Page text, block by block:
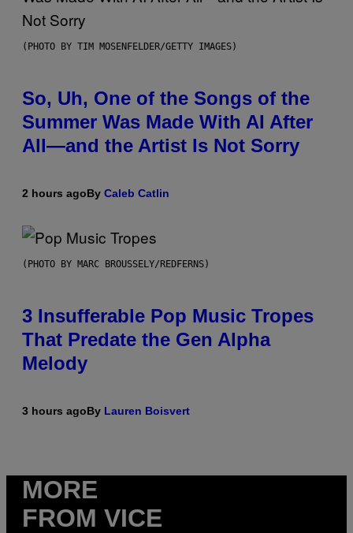
(PHOTO BY TIM MOSENFELDER/GETTY IMAGES)
So, Uh, One of the Songs of the
Summer Was Made With AI After
All—and the Artist Is Not Sorry
2 hours agoBy Caleb Catlin
(PHOTO BY MARC BROUSSELY/REDFERNS)
3 Insufferable Pop Music Tropes
That Predate the Gen Alpha
Melody
3 hours agoBy Lauren Boisvert
MORE
FROM VICE